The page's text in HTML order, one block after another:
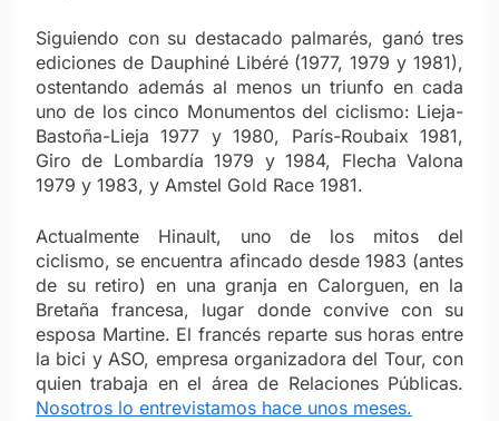
Siguiendo con su destacado palmarés, ganó tres
ediciones de Dauphiné Libéré (1977, 1979 y 1981),
ostentando además al menos un triunfo en cada
uno de los cinco Monumentos del ciclismo: Lieja-
Bastoña-Lieja 1977 y 1980, París-Roubaix 1981,
Giro de Lombardía 1979 y 1984, Flecha Valona
1979 y 1983, y Amstel Gold Race 1981.
Actualmente Hinault, uno de los mitos del
ciclismo, se encuentra afincado desde 1983 (antes
de su retiro) en una granja en Calorguen, en la
Bretaña francesa, lugar donde convive con su
esposa Martine. El francés reparte sus horas entre
la bici y ASO, empresa organizadora del Tour, con
quien trabaja en el área de Relaciones Públicas.
Nosotros lo entrevistamos hace unos meses.